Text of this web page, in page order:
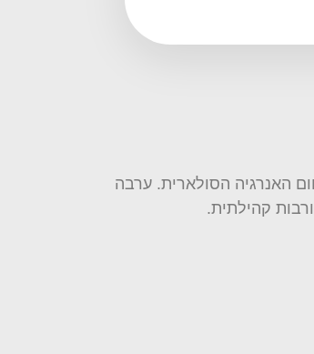
האנרגיה הסולארית. ערבה
קהילתית.